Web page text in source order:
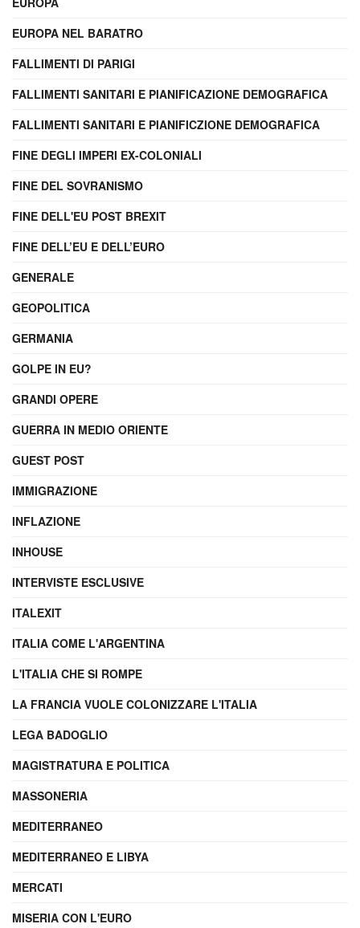
EUROPA NEL BARATRO
FALLIMENTI DI PARIGI
FALLIMENTI SANITARI E PIANIFICAZIONE DEMOGRAFICA
FALLIMENTI SANITARI E PIANIFICZIONE DEMOGRAFICA
FINE DEGLI IMPERI EX-COLONIALI
FINE DEL SOVRANISMO
FINE DELL'EU POST BREXIT
FINE DELL’EU E DELL’EURO
GENERALE
GEOPOLITICA
GERMANIA
GOLPE IN EU?
GRANDI OPERE
GUERRA IN MEDIO ORIENTE
GUEST POST
IMMIGRAZIONE
INFLAZIONE
INHOUSE
INTERVISTE ESCLUSIVE
ITALEXIT
ITALIA COME L'ARGENTINA
L'ITALIA CHE SI ROMPE
LA FRANCIA VUOLE COLONIZZARE L'ITALIA
LEGA BADOGLIO
MAGISTRATURA E POLITICA
MASSONERIA
MEDITERRANEO
MEDITERRANEO E LIBYA
MERCATI
MISERIA CON L'EURO